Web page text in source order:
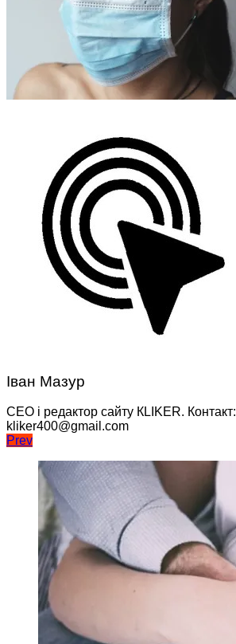
Іван Мазур
CEO і редактор сайту КLIKER. Контакт:
kliker400@gmail.com
Навігація
записів
Prev